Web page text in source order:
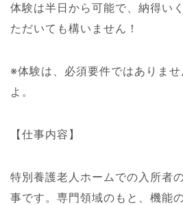
体験は半日から可能で、納得い
ただいても構いません！
※体験は、必須要件ではありま
よ。
【仕事内容】
特別養護老人ホームでの入所者
事です。専門領域のもと、機能